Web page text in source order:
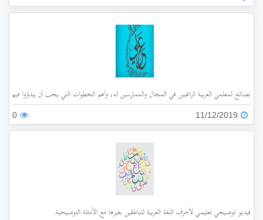
نصائح لمعلمي العربية الراغبين في المجال والممارسين له، وأهم الخطوات التي يجب أن يبدؤوا فيها.
11/12/2019
0
فيديو توضيحي تعليمي لأحرف اللغة العربية للناطقين بغيرها مع الأمثلة التوضيحية.